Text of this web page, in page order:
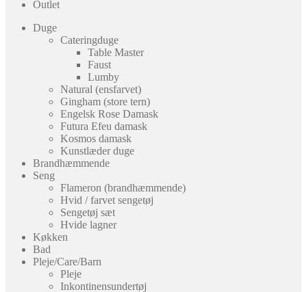
Outlet
Duge
Cateringduge
Table Master
Faust
Lumby
Natural (ensfarvet)
Gingham (store tern)
Engelsk Rose Damask
Futura Efeu damask
Kosmos damask
Kunstlæder duge
Brandhæmmende
Seng
Flameron (brandhæmmende)
Hvid / farvet sengetøj
Sengetøj sæt
Hvide lagner
Køkken
Bad
Pleje/Care/Barn
Pleje
Inkontinensundertøj